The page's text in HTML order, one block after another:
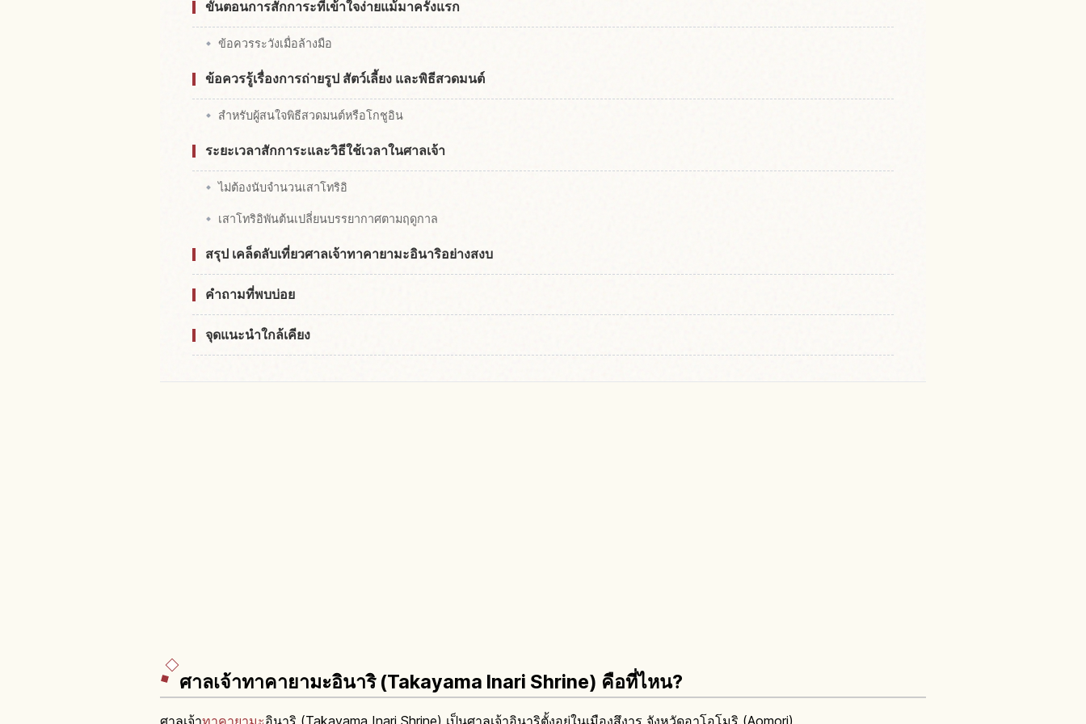
ขั้นตอนการสักการะที่เข้าใจง่ายแม้มาครั้งแรก
ข้อควรระวังเมื่อล้างมือ
ข้อควรรู้เรื่องการถ่ายรูป สัตว์เลี้ยง และพิธีสวดมนต์
สำหรับผู้สนใจพิธีสวดมนต์หรือโกชูอิน
ระยะเวลาสักการะและวิธีใช้เวลาในศาลเจ้า
ไม่ต้องนับจำนวนเสาโทริอิ
เสาโทริอิพันต้นเปลี่ยนบรรยากาศตามฤดูกาล
สรุป เคล็ดลับเที่ยวศาลเจ้าทาคายามะอินาริอย่างสงบ
คำถามที่พบบ่อย
จุดแนะนำใกล้เคียง
ศาลเจ้าทาคายามะอินาริ (Takayama Inari Shrine) คือที่ไหน?
ศาลเจ้าทาคายามะอินาริ (Takayama Inari Shrine) เป็นศาลเจ้าอินาริตั้งอยู่ในเมืองสึงารุ จังหวัดอาโอโมริ (Aomori)